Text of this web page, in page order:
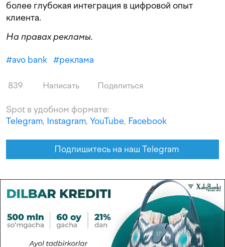
более глубокая интеграция в цифровой опыт
клиента.
На правах рекламы.
#avo bank #реклама
839 Написать Поделиться
Spot в удобном формате:
Telegram, Instagram, YouTube, Facebook
Подпишитесь на наш Telegram